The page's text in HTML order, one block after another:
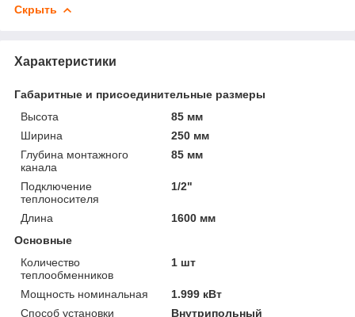
Скрыть
Характеристики
Габаритные и присоединительные размеры
Высота
85 мм
Ширина
250 мм
Глубина монтажного
канала
85 мм
Подключение
теплоносителя
1/2"
Длина
1600 мм
Основные
Количество
теплообменников
1 шт
Мощность номинальная
1.999 кВт
Способ установки
Внутрипольный